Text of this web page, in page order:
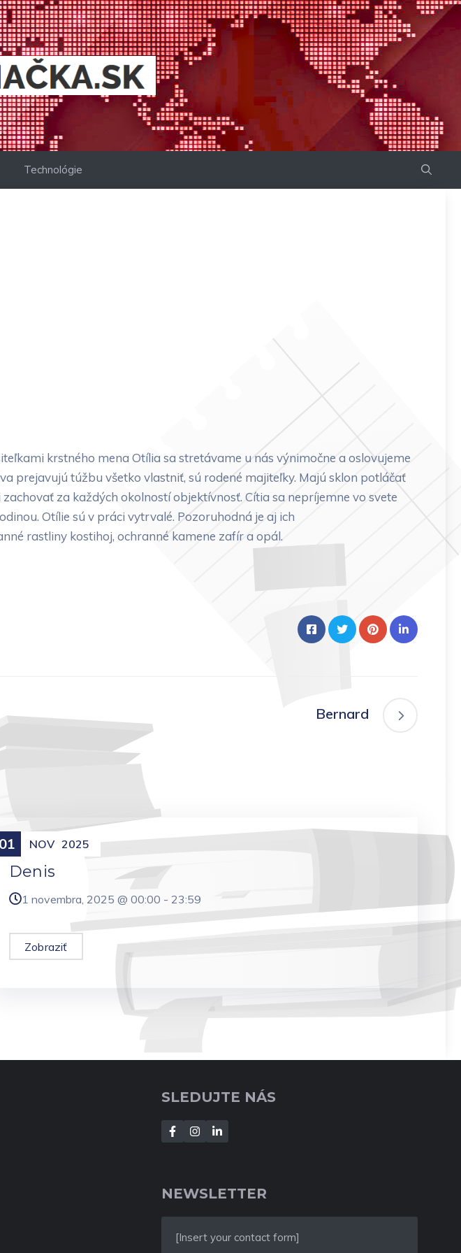
Technológie
krstného mena Otília sa stretávame u nás výnimočne a oslovujeme
prejavujú túžbu všetko vlastniť, sú rodené majiteľky. Majú sklon potláčať
za každých okolností objektívnosť. Cítia sa nepríjemne vo svete
Otílie sú v práci vytrvalé. Pozoruhodná je aj ich
rastliny kostihoj, ochranné kamene zafír a opál.
Bernard
01 NOV 2025
Meniny
Denis
1 novembra, 2025 @ 00:00 - 23:59
Zobraziť
SLEDUJTE NÁS
NEWSLETTER
[Insert your contact form]